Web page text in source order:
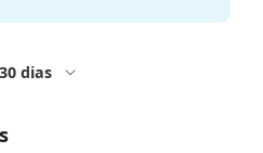
dias